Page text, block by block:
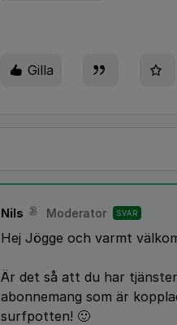
Gilla
Nils Moderator SVAR
Hej Jögge och varmt
Är det så att du har
abonnemang som är
surfpotten! 🙂